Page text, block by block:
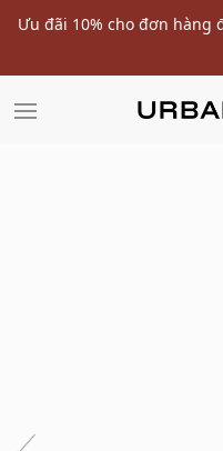
Ưu đãi 10% cho đơn hàng
SALE